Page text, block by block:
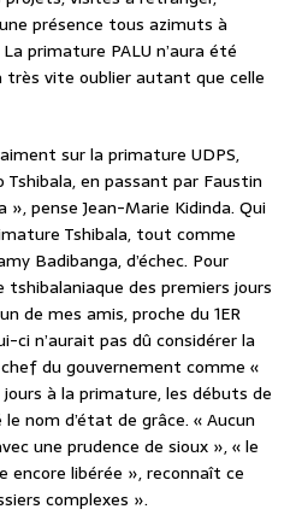
présence tous azimuts à
primature PALU n’aura été
très vite oublier autant que celle
sur la primature UDPS,
Tshibala, en passant par Faustin
pense Jean-Marie Kidinda. Qui
Tshibala, tout comme
Badibanga, d’échec. Pour
des premiers jours
de mes amis, proche du 1ER
ci n’aurait pas dû considérer la
du gouvernement comme «
à la primature, les débuts de
nom d’état de grâce. « Aucun
une prudence de sioux », « le
encore libérée », reconnaît ce
complexes ».